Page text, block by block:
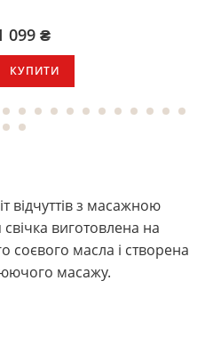
099 ₴
КУПИТИ
відчуттів з масажною
виготовлена на
соєвого масла і створена
масажу.